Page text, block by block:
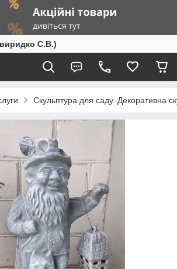
С.В.)
Скульптура для саду. Декоративна